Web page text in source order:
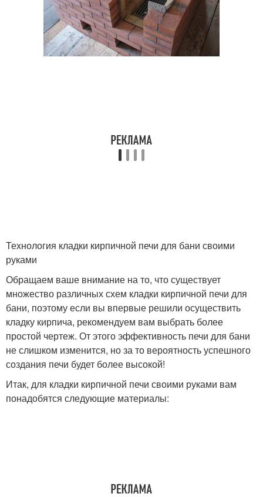
Технология кладки кирпичной печи для бани своими
руками
Обращаем ваше внимание на то, что существует
множество различных схем кладки кирпичной печи для
бани, поэтому если вы впервые решили осуществить
кладку кирпича, рекомендуем вам выбрать более
простой чертеж. От этого эффективность печи для бани
не слишком изменится, но за то вероятность успешного
создания печи будет более высокой!
Итак, для кладки кирпичной печи своими руками вам
понадобятся следующие материалы: